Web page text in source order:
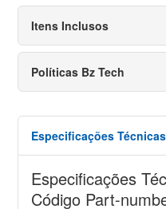
Itens Inclusos
Políticas Bz Tech
Especificações Técnicas
Especificações
Código Part-